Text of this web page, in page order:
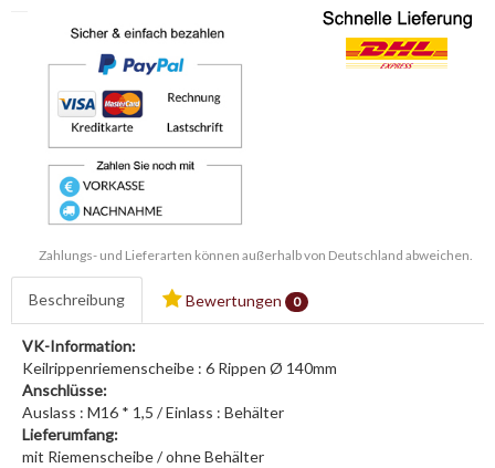
Zahlungs- und Lieferarten können außerhalb von Deutschland abweichen.
Beschreibung Bewertungen 0
VK-Information:
Keilrippenriemenscheibe : 6 Rippen Ø 140mm
Anschlüsse:
Auslass : M16 * 1,5 / Einlass : Behälter
Lieferumfang:
mit Riemenscheibe / ohne Behälter